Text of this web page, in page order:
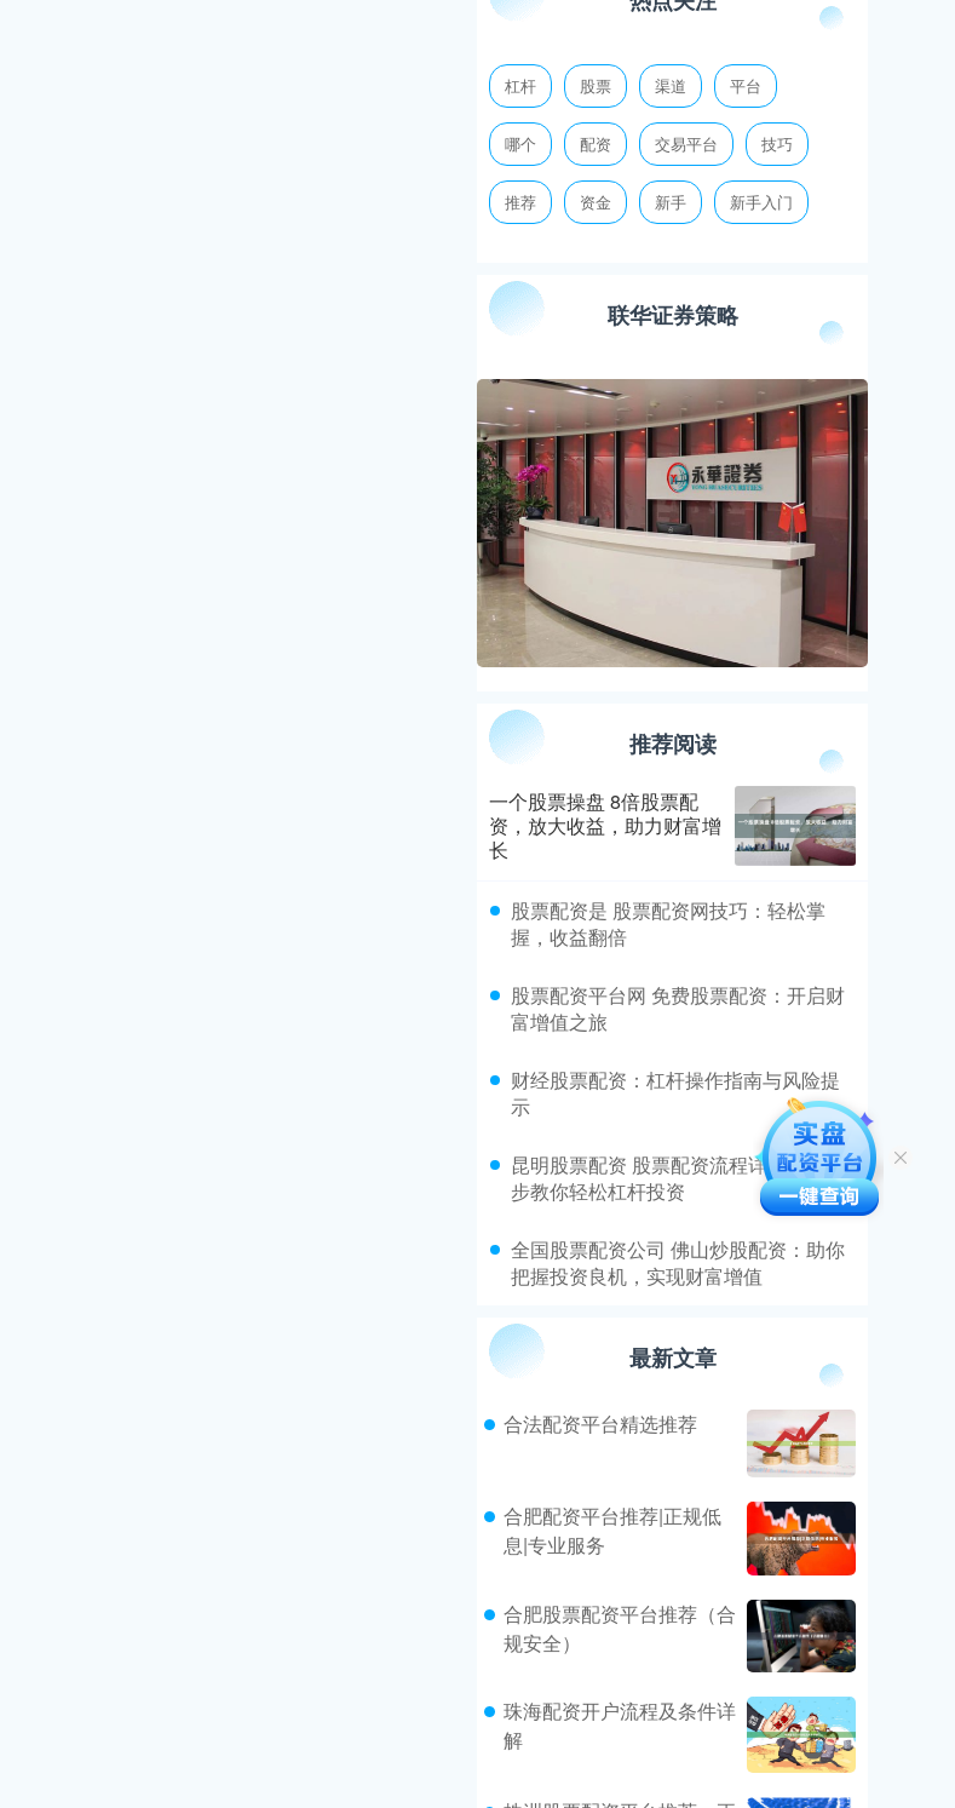
杠杆 股票 渠道 平台
哪个 配资 交易平台 技巧
推荐 资金 新手 新手入门
联华证券策略
推荐阅读
一个股票操盘 8倍股票配
资，放大收益，助力财富增
长
​股票配资是 股票配资网技巧：轻松掌
握，收益翻倍
​股票配资平台网 免费股票配资：开启财
富增值之旅
​财经股票配资：杠杆操作指南与风险提
示
​昆明股票配资 股票配资流程详解：一步
步教你轻松杠杆投资
​全国股票配资公司 佛山炒股配资：助你
把握投资良机，实现财富增值
最新文章
合法配资平台精选推荐
合肥配资平台推荐|正规低
息|专业服务
合肥股票配资平台推荐（合
规安全）
珠海配资开户流程及条件详
解